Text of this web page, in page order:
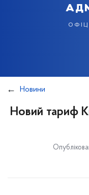
Новини
Новий тариф